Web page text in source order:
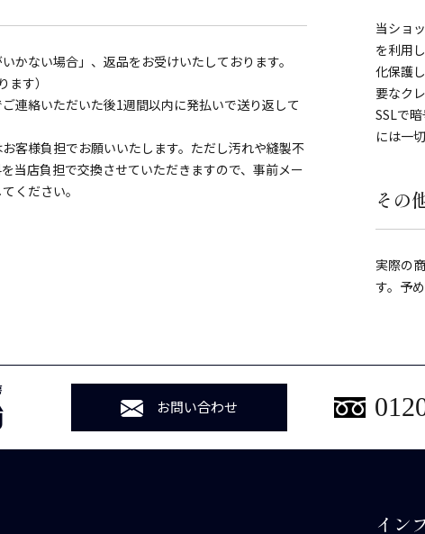
かない場合」、返品をお受けいたしております。
ます）
連絡いただいた後1週間以内に発払いで送り返して
客様負担でお願いいたします。ただし汚れや縫製不
当店負担で交換させていただきますので、事前メー
ください。
当ショ
を利用
化保護
要なク
SSLで
には一
その
実際の
す。予
お問い合わせ
イン